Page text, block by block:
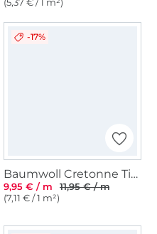
-17%
Baumwoll Cretonne Tiny Bloom, vanille
9,95 € / m
11,95 € / m
(7,11 € / 1 m²)